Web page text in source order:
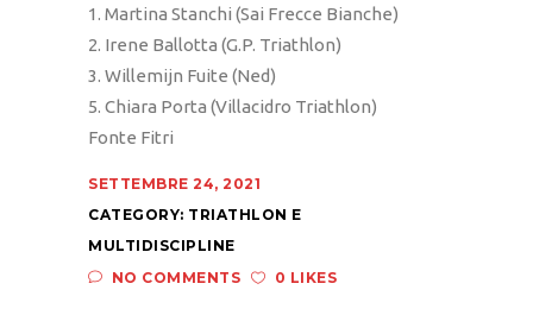
1. Martina Stanchi (Sai Frecce Bianche)
2. Irene Ballotta (G.P. Triathlon)
3. Willemijn Fuite (Ned)
5. Chiara Porta (Villacidro Triathlon)
Fonte Fitri
SETTEMBRE 24, 2021
CATEGORY: TRIATHLON E
MULTIDISCIPLINE
NO COMMENTS
0 LIKES